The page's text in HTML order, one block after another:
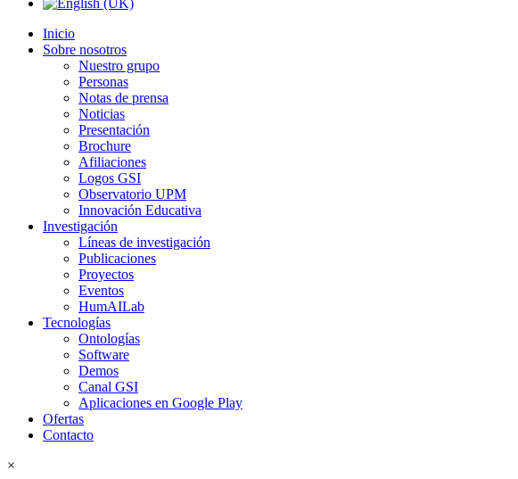
Inicio
Sobre nosotros
Nuestro grupo
Personas
Notas de prensa
Noticias
Presentación
Brochure
Afiliaciones
Logos GSI
Observatorio UPM
Innovación Educativa
Investigación
Líneas de investigación
Publicaciones
Proyectos
Eventos
HumAILab
Tecnologías
Ontologías
Software
Demos
Canal GSI
Aplicaciones en Google Play
Ofertas
Contacto
×